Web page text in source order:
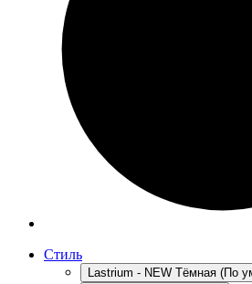
Стиль
Lastrium - NEW Тёмная (По